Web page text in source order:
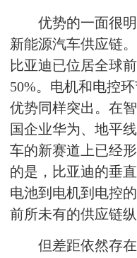
优势的一面很
新能源汽车供应链
比亚迪已位居全球
50%。电机和电控
优势同样突出。在
国企业华为、地平线
车的新赛道上已经
的是，比亚迪的垂
电池到电机到电控
前所未有的供应链纵
但差距依然存